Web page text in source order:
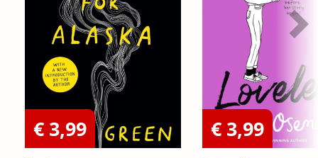
€ 3,99 € 3,99